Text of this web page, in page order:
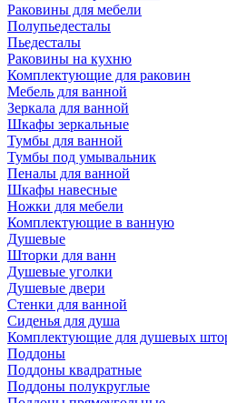
Раковины для мебели
Полупьедесталы
Пьедесталы
Раковины на кухню
Комплектующие для раковин
Мебель для ванной
Зеркала для ванной
Шкафы зеркальные
Тумбы для ванной
Тумбы под умывальник
Пеналы для ванной
Шкафы навесные
Ножки для мебели
Комплектующие в ванную
Душевые
Шторки для ванн
Душевые уголки
Душевые двери
Стенки для ванной
Сиденья для душа
Комплектующие для душевых
Поддоны
Поддоны квадратные
Поддоны полукруглые